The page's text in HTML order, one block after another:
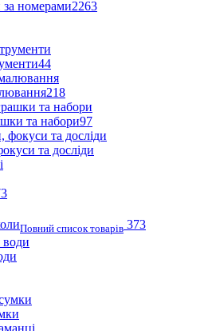
номерами2263
44
218
та набори97
та досліди
Повний список товарів 373